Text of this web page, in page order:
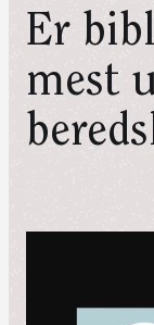
Er
mest